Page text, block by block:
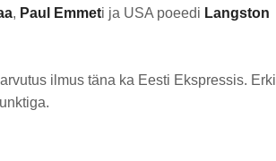
, Paul Emmeti ja USA poeedi Langston
ilmus täna ka Eesti Ekspressis. Erki